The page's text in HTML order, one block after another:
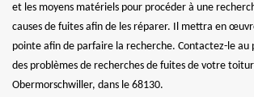
et les moyens matériels pour procéder à une
causes de fuites afin de les réparer. Il mettra en
pointe afin de parfaire la recherche. Contactez-le au
des problèmes de recherches de fuites de votre
Obermorschwiller, dans le 68130.